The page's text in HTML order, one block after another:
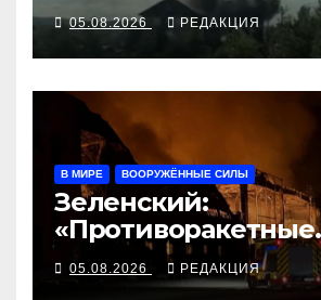
05.08.2026 РЕДАКЦИЯ
В МИРЕ ВООРУЖЁННЫЕ СИЛЫ
Зеленский:
«Противоракетные
средства могли бы
погибших сегодня»
05.08.2026 РЕДАКЦИЯ